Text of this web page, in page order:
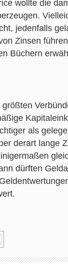
wollte die
jedenfalls
Zinsen
Büchern
als
derart lange
dürften